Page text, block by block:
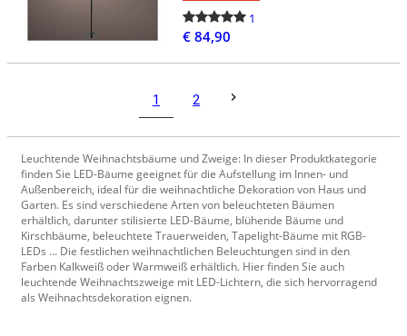
1
€ 84,90
1 2
Leuchtende Weihnachtsbäume und Zweige: In dieser Produktkategorie
finden Sie LED-Bäume geeignet für die Aufstellung im Innen- und
Außenbereich, ideal für die weihnachtliche Dekoration von Haus und
Garten. Es sind verschiedene Arten von beleuchteten Bäumen
erhältlich, darunter stilisierte LED-Bäume, blühende Bäume und
Kirschbäume, beleuchtete Trauerweiden, Tapelight-Bäume mit RGB-
LEDs ... Die festlichen weihnachtlichen Beleuchtungen sind in den
Farben Kalkweiß oder Warmweiß erhältlich. Hier finden Sie auch
leuchtende Weihnachtszweige mit LED-Lichtern, die sich hervorragend
als Weihnachtsdekoration eignen.